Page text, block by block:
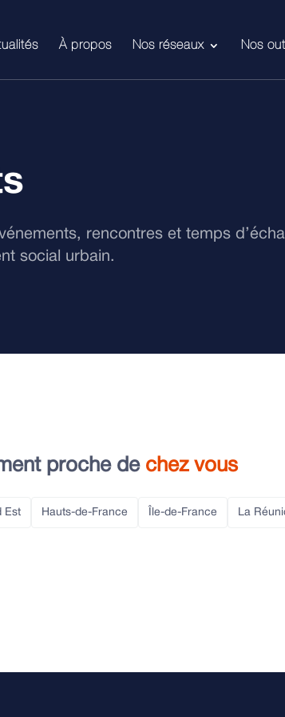
À propos Nos réseaux Nos
rencontres et temps
social urbain.
proche de chez vous
Est Hauts-de-France Île-de-France La